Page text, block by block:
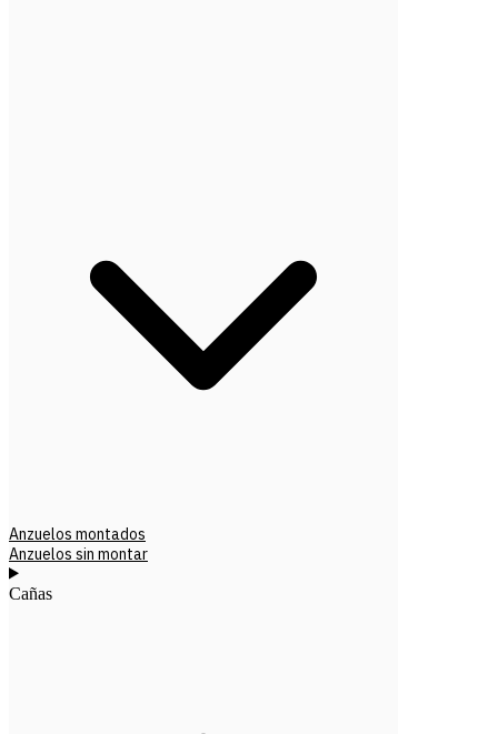
Anzuelos montados
Anzuelos sin montar
Cañas